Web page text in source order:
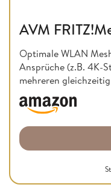
AVM
Optimale WLAN
Ansprüche (z.B. 4K-
mehreren